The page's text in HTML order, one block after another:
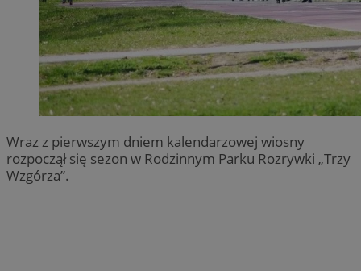
Wraz z pierwszym dniem kalendarzowej wiosny
rozpoczął się sezon w Rodzinnym Parku Rozrywki „Trzy
Wzgórza”.